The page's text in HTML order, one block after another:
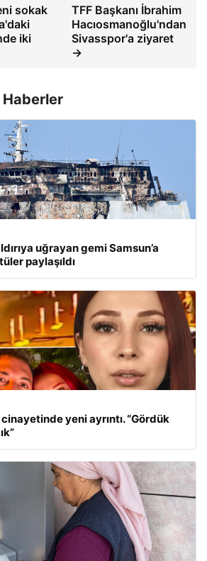
sokak
iki
TFF Başkanı İbrahim
Hacıosmanoğlu'ndan
Sivasspor'a ziyaret
→
Haberler
uğrayan gemi Samsun’a
paylaşıldı
yeni ayrıntı. “Gördük